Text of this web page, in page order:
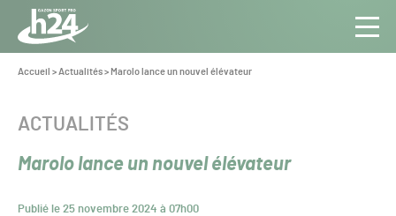
Panneau de gestion des cookies
Aller au contenu
Toute
l’info
Pro
Vous
Accueil >Actualités> Marolo lance un nouvel élévateur
Marolo lance un nouvel élévateur
Publié le 25 novembre 2024 à 07h00
CATÉGORIE :
ACTUALITÉS